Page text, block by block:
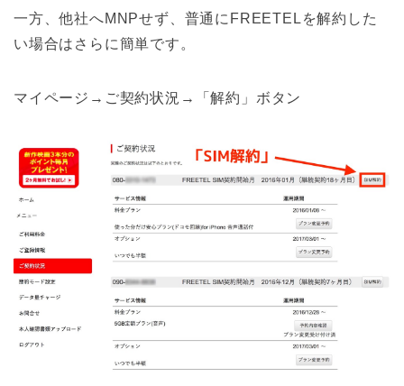
一方、他社へMNPせず、普通にFREETELを解約した
い場合はさらに簡単です。
マイページ→ご契約状況→「解約」ボタン